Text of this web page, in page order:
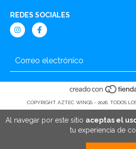
Al navegar por este sitio aceptas el
tu experiencia de
REDES SOCIALES
COPYRIGHT AZTEC WINGS - 2026. TODOS LOS